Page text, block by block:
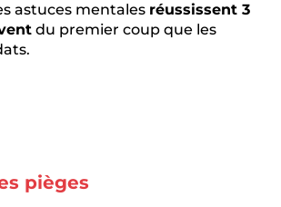
astuces mentales réussissent 3
du premier coup que les
pièges